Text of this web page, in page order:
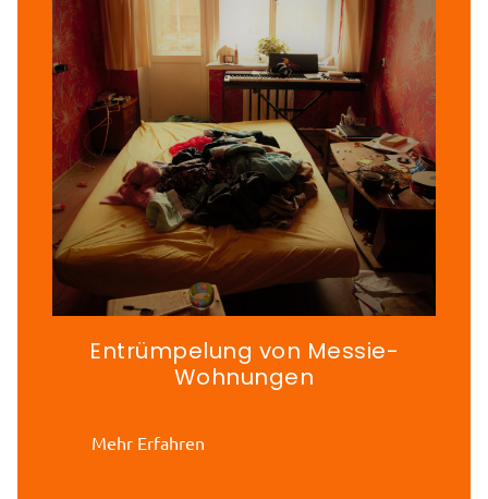
Entrümpelung von Messie-
Wohnungen
Mehr Erfahren